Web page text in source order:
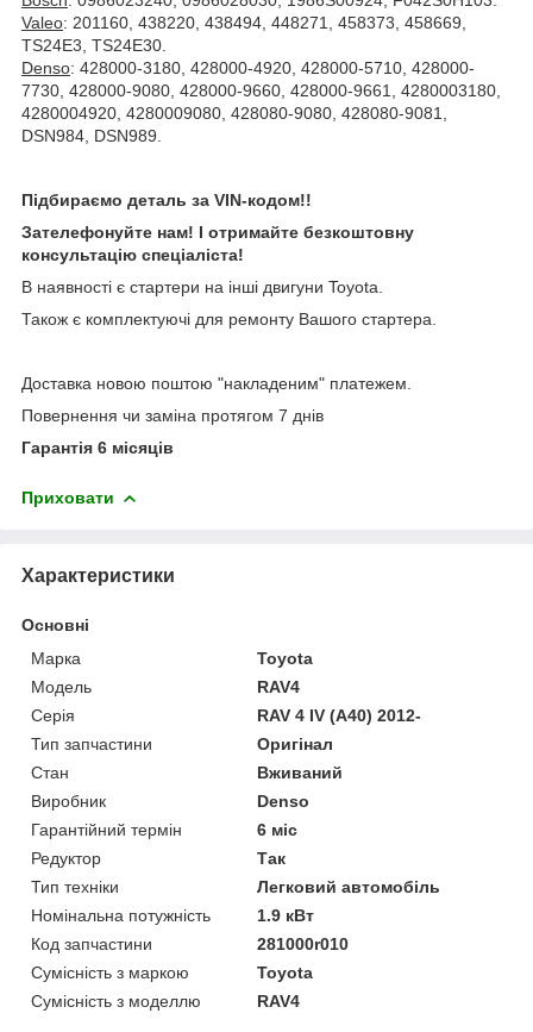
Valeo: 201160, 438220, 438494, 448271, 458373, 458669,
TS24E3, TS24E30.
Denso: 428000-3180, 428000-4920, 428000-5710, 428000-
7730, 428000-9080, 428000-9660, 428000-9661, 4280003180,
4280004920, 4280009080, 428080-9080, 428080-9081,
DSN984, DSN989.
Підбираємо деталь за VIN-кодом!!
Зателефонуйте нам! І отримайте безкоштовну
консультацію спеціаліста!
В наявності є стартери на інші двигуни Toyota.
Також є комплектуючі для ремонту Вашого стартера.
Доставка новою поштою "накладеним" платежем.
Повернення чи заміна протягом 7 днів
Гарантія 6 місяців
Приховати
Характеристики
Основні
Марка
Toyota
Модель
RAV4
Серія
RAV 4 IV (A40) 2012-
Тип запчастини
Оригінал
Стан
Вживаний
Виробник
Denso
Гарантійний термін
6 міс
Редуктор
Так
Тип техніки
Легковий автомобіль
Номінальна потужність
1.9 кВт
Код запчастини
281000r010
Сумісність з маркою
Toyota
Сумісність з моделлю
RAV4